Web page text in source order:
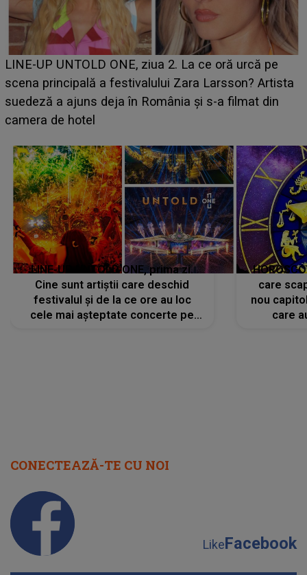
Ce a dezvăluit noua concurentă din "Casa Iubirii" l-a
luat prin surprindere pe Emanuel. CINE ESTE
BĂIATUL VIZAT de Alexandra?! Aflându-se în fața
faptului împlinit, A RECUNOSCUT IMEDIAT: "Am
LINE-UP UNTOLD ONE, prima zi.
Cine sunt artiștii care deschid
festivalul și de la ce ore au loc
cele mai așteptate concerte pe
care
nou
care
CONECTEAZĂ-TE CU NOI
LikeFacebook